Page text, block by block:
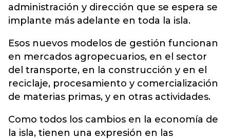
administración y dirección que se espera se
implante más adelante en toda la isla.
Esos nuevos modelos de gestión funcionan
en mercados agropecuarios, en el sector
del transporte, en la construcción y en el
reciclaje, procesamiento y comercialización
de materias primas, y en otras actividades.
Como todos los cambios en la economía de
la isla, tienen una expresión en las